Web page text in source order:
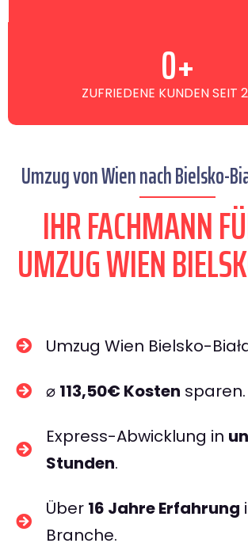
ZUFRIEDENE KUNDEN SEIT
0+
Umzug von Wien nach Bielsko-
IHR FACHMANN
UMZUG WIEN
Umzug Wien Bielsko-
⌀ 113,50€ Kosten sparen.
Express-Abwicklung in
Stunden.
Über 16 Jahre Erfahrung
Branche.